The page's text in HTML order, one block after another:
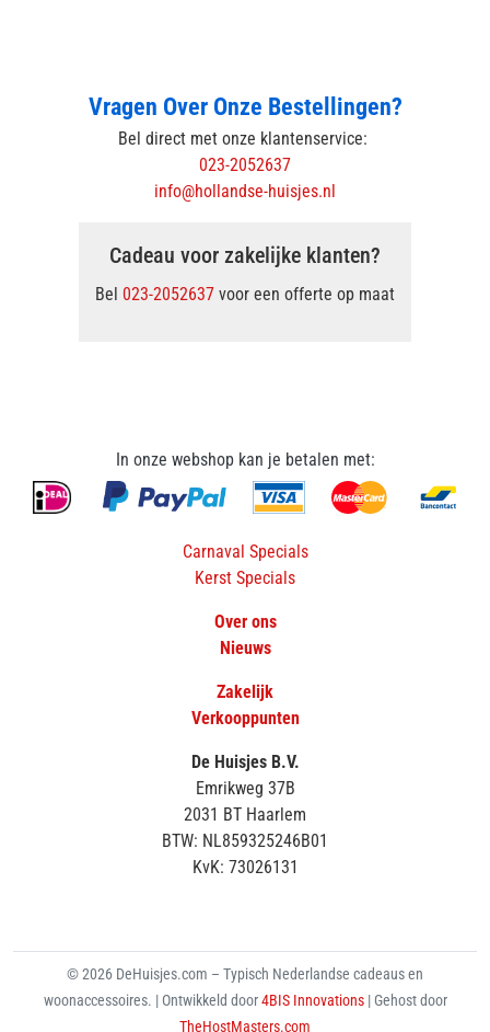
Vragen Over Onze Bestellingen?
Bel direct met onze klantenservice:
023-2052637
info@hollandse-huisjes.nl
Cadeau voor zakelijke klanten?
Bel 023-2052637 voor een offerte op maat
In onze webshop kan je betalen met:
Carnaval Specials
Kerst Specials
Over ons
Nieuws
Zakelijk
Verkooppunten
De Huisjes B.V.
Emrikweg 37B
2031 BT Haarlem
BTW: NL859325246B01
KvK: 73026131
© 2026 DeHuisjes.com – Typisch Nederlandse cadeaus en
woonaccessoires. | Ontwikkeld door4BIS Innovations | Gehost door
TheHostMasters.com